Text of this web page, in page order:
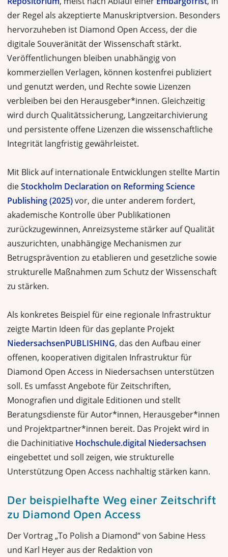
der Regel als akzeptierte Manuskriptversion. Besonders
hervorzuheben ist Diamond Open Access, der die
digitale Souveränität der Wissenschaft stärkt.
Veröffentlichungen bleiben unabhängig von
kommerziellen Verlagen, können kostenfrei publiziert
und genutzt werden, und Rechte sowie Lizenzen
verbleiben bei den Herausgeber*innen. Gleichzeitig
wird durch Qualitätssicherung, Langzeitarchivierung
und persistente offene Lizenzen die wissenschaftliche
Integrität langfristig gewährleistet.
Mit Blick auf internationale Entwicklungen stellte Martin
dieStockholm Declaration on Reforming Science
Publishing (2025)vor, die unter anderem fordert,
akademische Kontrolle über Publikationen
zurückzugewinnen, Anreizsysteme stärker auf Qualität
auszurichten, unabhängige Mechanismen zur
Betrugsprävention zu etablieren und gesetzliche sowie
strukturelle Maßnahmen zum Schutz der Wissenschaft
zu stärken.
Als konkretes Beispiel für eine regionale Infrastruktur
zeigte Martin Ideen für das geplante Projekt
NiedersachsenPUBLISHING, das den Aufbau einer
offenen, kooperativen digitalen Infrastruktur für
Diamond Open Access in Niedersachsen unterstützen
soll. Es umfasst Angebote für Zeitschriften,
Monografien und digitale Editionen und stellt
Beratungsdienste für Autor*innen, Herausgeber*innen
und Projektpartner*innen bereit. Das Projekt wird in
die Dachinitiative Hochschule.digital Niedersachsen
eingebettet und soll zeigen, wie strukturelle
Unterstützung Open Access nachhaltig stärken kann.
Der beispielhafte Weg einer Zeitschrift
zu Diamond Open Access
Der Vortrag „To Polish a Diamond“ von Sabine Hess
und Karl Heyer aus der Redaktion von